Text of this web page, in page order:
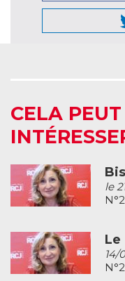
CELA
le
14/